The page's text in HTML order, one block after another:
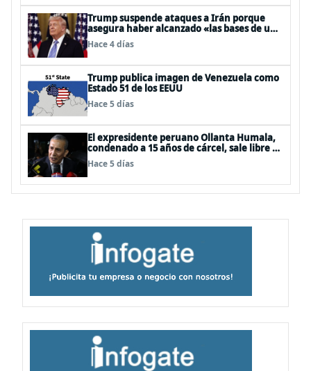
Trump suspende ataques a Irán porque
asegura haber alcanzado «las bases de un
acuerdo»
Hace 4 días
Trump publica imagen de Venezuela como
Estado 51 de los EEUU
Hace 5 días
El expresidente peruano Ollanta Humala,
condenado a 15 años de cárcel, sale libre al
anularse su caso
Hace 5 días